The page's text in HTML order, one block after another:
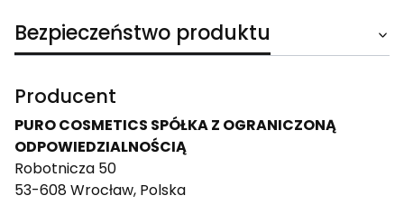
Bezpieczeństwo produktu
Producent
PURO COSMETICS SPÓŁKA Z OGRANICZONĄ
ODPOWIEDZIALNOŚCIĄ
Robotnicza 50
53-608 Wrocław, Polska